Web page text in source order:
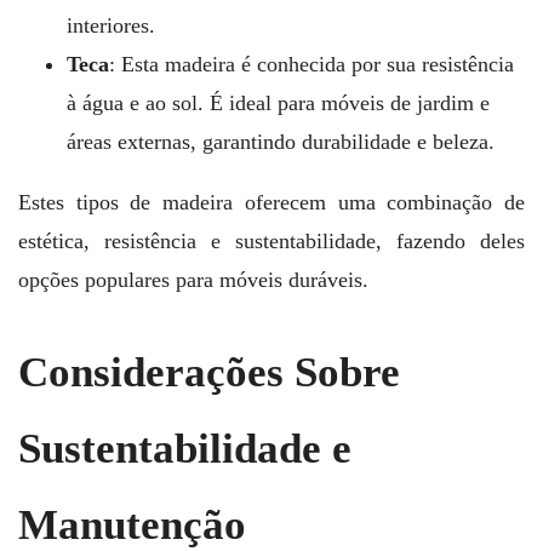
interiores.
Teca: Esta madeira é conhecida por sua resistência
à água e ao sol. É ideal para móveis de jardim e
áreas externas, garantindo durabilidade e beleza.
Estes tipos de madeira oferecem uma combinação de
estética, resistência e sustentabilidade, fazendo deles
opções populares para móveis duráveis.
Considerações Sobre
Sustentabilidade e
Manutenção